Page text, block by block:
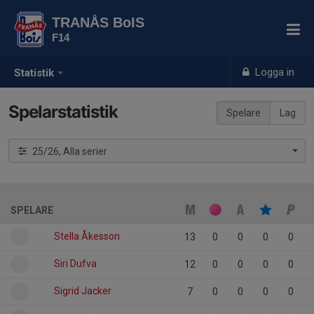
Statistik Logga in
TRANÅS BoIS
F14
Spelare Lag
Spelarstatistik
25/26, Alla serier
SPELARE
Stella Åkesson 13 0 0 0 0
Siri Dufva 12 0 0 0 0
Sigrid Jacker 7 0 0 0 0